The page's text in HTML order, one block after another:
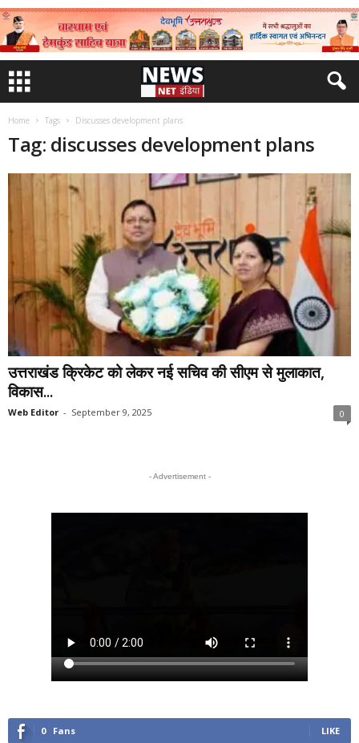
Home Tags Discusses development plans
Tag: discusses development plans
उत्तराखंड क्रिकेट को लेकर नई सचिव की सीएम से मुलाकात,
विकास...
Web Editor - September 9, 2025 0
- Advertisement -
0 Fans LIKE